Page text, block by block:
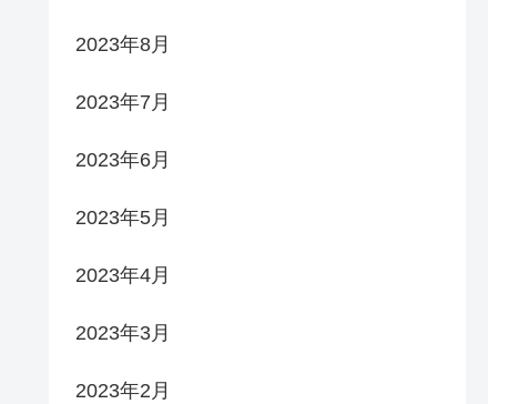
2023年8月
2023年7月
2023年6月
2023年5月
2023年4月
2023年3月
2023年2月